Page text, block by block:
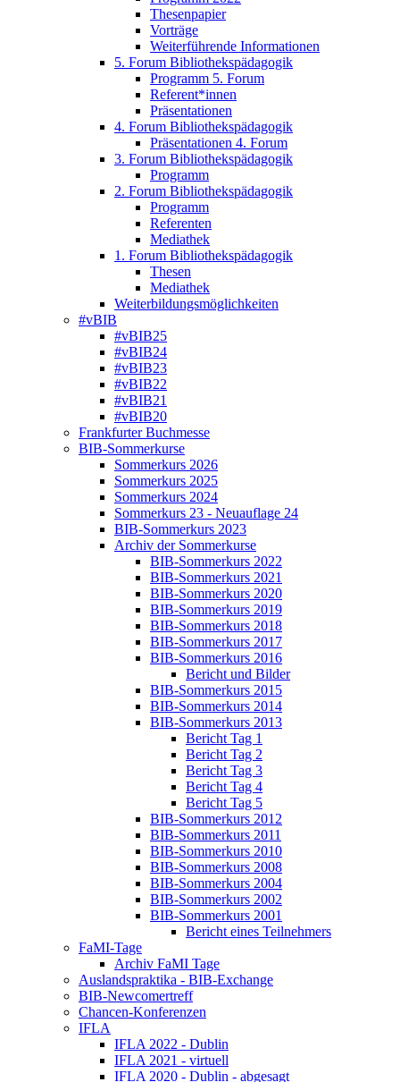
Thesenpapier
Vorträge
Weiterführende Informationen
5. Forum Bibliothekspädagogik
Programm 5. Forum
Referent*innen
Präsentationen
4. Forum Bibliothekspädagogik
Präsentationen 4. Forum
3. Forum Bibliothekspädagogik
Programm
2. Forum Bibliothekspädagogik
Programm
Referenten
Mediathek
1. Forum Bibliothekspädagogik
Thesen
Mediathek
Weiterbildungsmöglichkeiten
#vBIB
#vBIB25
#vBIB24
#vBIB23
#vBIB22
#vBIB21
#vBIB20
Frankfurter Buchmesse
BIB-Sommerkurse
Sommerkurs 2026
Sommerkurs 2025
Sommerkurs 2024
Sommerkurs 23 - Neuauflage 24
BIB-Sommerkurs 2023
Archiv der Sommerkurse
BIB-Sommerkurs 2022
BIB-Sommerkurs 2021
BIB-Sommerkurs 2020
BIB-Sommerkurs 2019
BIB-Sommerkurs 2018
BIB-Sommerkurs 2017
BIB-Sommerkurs 2016
Bericht und Bilder
BIB-Sommerkurs 2015
BIB-Sommerkurs 2014
BIB-Sommerkurs 2013
Bericht Tag 1
Bericht Tag 2
Bericht Tag 3
Bericht Tag 4
Bericht Tag 5
BIB-Sommerkurs 2012
BIB-Sommerkurs 2011
BIB-Sommerkurs 2010
BIB-Sommerkurs 2008
BIB-Sommerkurs 2004
BIB-Sommerkurs 2002
BIB-Sommerkurs 2001
Bericht eines Teilnehmers
FaMI-Tage
Archiv FaMI Tage
Auslandspraktika - BIB-Exchange
BIB-Newcomertreff
Chancen-Konferenzen
IFLA
IFLA 2022 - Dublin
IFLA 2021 - virtuell
IFLA 2020 - Dublin - abgesagt